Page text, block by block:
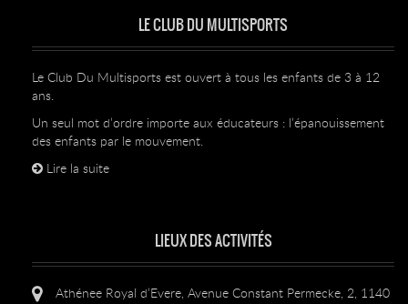
LE CLUB DU MULTISPORTS
Le Club Du Multisports est ouvert à tous les enfants de 3 à 12
ans.
Un seul mot d’ordre importe aux éducateurs : l’épanouissement
des enfants par le mouvement.
Lire la suite
LIEUX DES ACTIVITÉS
Athénee Royal d’Evere, Avenue Constant Permecke, 2, 1140